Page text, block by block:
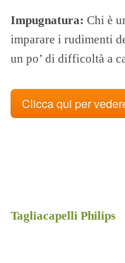
Impugnatura: Chi è
imparare i rudimenti
un po’ di difficoltà a
Clicca qui per
Tagliacapelli Philips